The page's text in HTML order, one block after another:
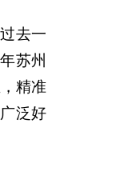
去一
苏州
精准
泛好